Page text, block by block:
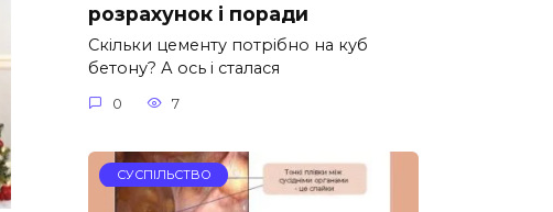
розрахунок і поради
Скільки цементу потрібно на куб
бетону? А ось і сталася
0 7
СУСПІЛЬСТВО